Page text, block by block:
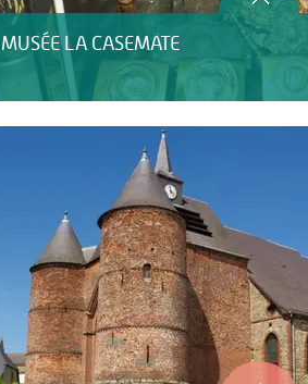
MUSÉE LA CASEMATE